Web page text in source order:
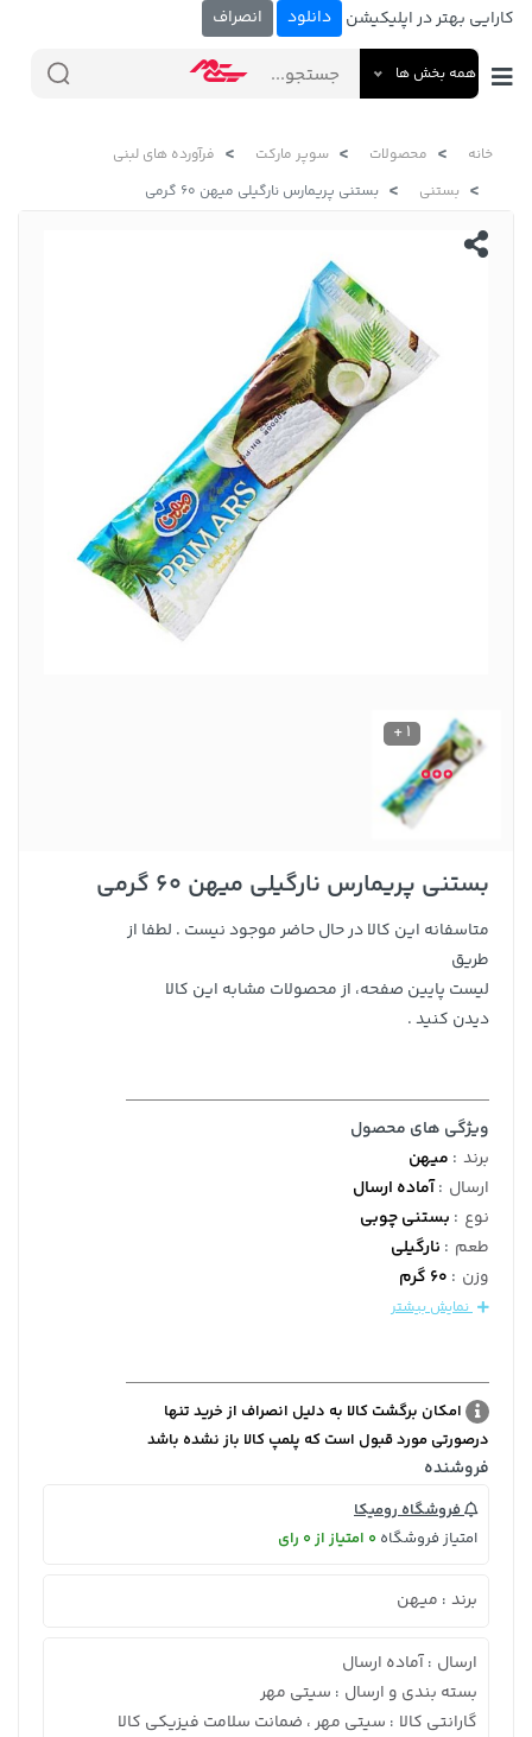
کارایی بهتر در اپلیکیشن دانلود انصراف
همه بخش ها
خانه محصولات سوپر مارکت
فرآورده های لبنی
بستنی
بستنی پریمارس نارگیلی میهن 60 گرمی
1 +
بستنی پریمارس نارگیلی میهن 60 گرمی
متاسفانه این کالا در حال حاضر موجود نیست . لطفا از
طریق
لیست پایین صفحه، از محصولات مشابه این کالا
دیدن کنید .
ویژگی های محصول
برند : میهن
ارسال :آماده ارسال
نوع : بستنی چوبی
طعم : نارگیلی
وزن : 60 گرم
نمایش بیشتر
امکان برگشت کالا به دلیل انصراف از خرید تنها
درصورتی مورد قبول است که پلمپ کالا باز نشده باشد
فروشنده
فروشگاه رومیکا
امتیاز فروشگاه 0 امتیاز از 0 رای
برند : میهن
ارسال : آماده ارسال
بسته بندی و ارسال : سیتی مهر
گارانتی کالا : سیتی مهر ، ضمانت سلامت فیزیکی کالا